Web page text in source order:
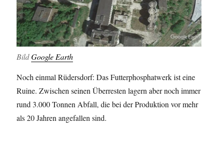
BildGoogle Earth
Noch einmal Rüdersdorf: Das Futterphosphatwerk ist eine
Ruine. Zwischen seinen Überresten lagern aber noch immer
rund 3.000 Tonnen Abfall, die bei der Produktion vor mehr
als 20 Jahren angefallen sind.